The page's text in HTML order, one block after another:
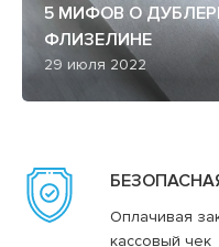
5 МИФОВ О
ФЛИЗЕЛИНЕ
29 июля 2022
Оплачивая
кассовый чек